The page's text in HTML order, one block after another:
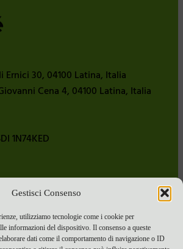
Gestisci Consenso
utilizziamo tecnologie come i cookie per
informazioni del dispositivo. Il consenso a queste
dati come il comportamento di navigazione o ID
Ernici 30, 04100 Latina, Italia
Cena 4, 04100 Latina, Italia
1N74KED